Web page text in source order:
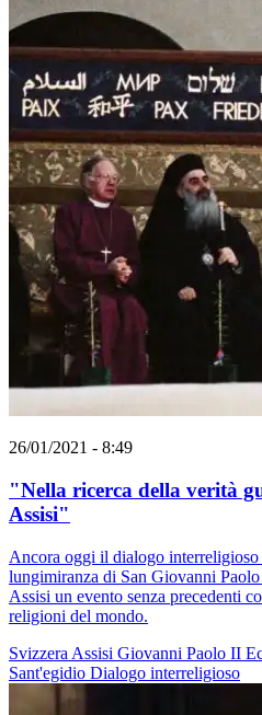
26/01/2021 - 8:49
"Nella ricerca della verità
Assisi"
Ancora oggi il dialogo
lungimiranza di San Giovanni
Assisi un evento senza precedenti
religioni del mondo.
Svizzera Assisi Giovanni Paolo II
Sant'egidio Dialogo interreligioso